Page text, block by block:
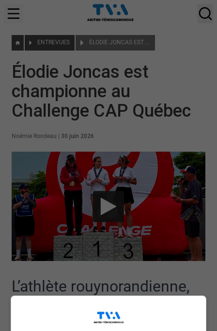
ENTREVUES ÉLODIE JONCAS EST CHAMPIONNE AU CHALLENGE CAP QUÉBEC
Élodie Joncas est
championne au
Challenge CAP Québec
Noémie Rondeau 30 juin 2026
L’athlète rouynorandienne,
Élodie Joncas, a